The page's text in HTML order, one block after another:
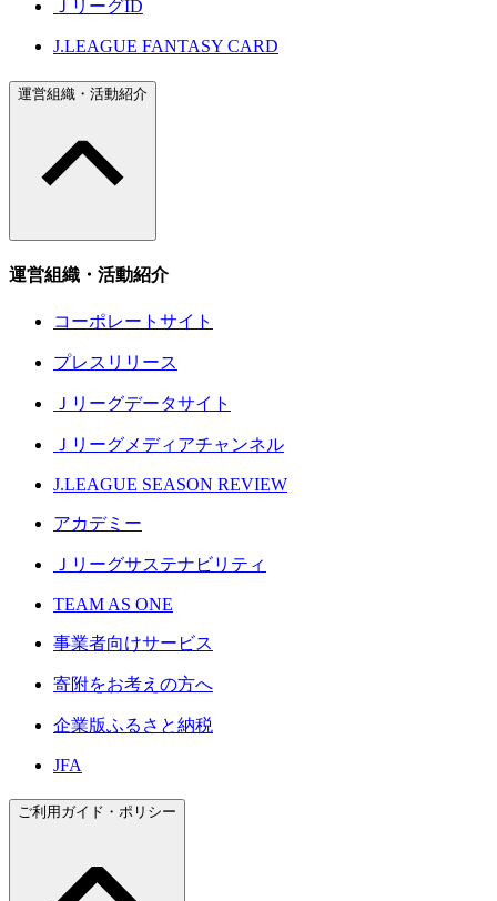
ＪリーグID
J.LEAGUE FANTASY CARD
運営組織・活動紹介
運営組織・活動紹介
コーポレートサイト
プレスリリース
Ｊリーグデータサイト
Ｊリーグメディアチャンネル
J.LEAGUE SEASON REVIEW
アカデミー
Ｊリーグサステナビリティ
TEAM AS ONE
事業者向けサービス
寄附をお考えの方へ
企業版ふるさと納税
JFA
ご利用ガイド・ポリシー